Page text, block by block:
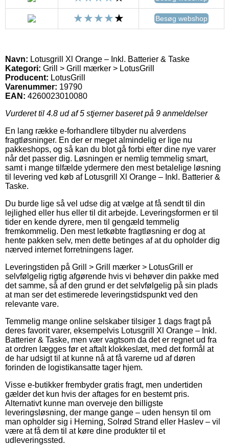
Besøg webshop
Navn: Lotusgrill Xl Orange – Inkl. Batterier & Taske
Kategori: Grill > Grill mærker > LotusGrill
Producent: LotusGrill
Varenummer: 19790
EAN: 4260023010080
Vurderet til 4.8 ud af 5 stjerner baseret på 9 anmeldelser
En lang række e-forhandlere tilbyder nu alverdens
fragtløsninger. En der er meget almindelig er lige nu
pakkeshops, og så kan du blot gå forbi efter dine nye varer
når det passer dig. Løsningen er nemlig temmelig smart,
samt i mange tilfælde ydermere den mest betalelige løsning
til levering ved køb af Lotusgrill Xl Orange – Inkl. Batterier &
Taske.
Du burde lige så vel udse dig at vælge at få sendt til din
lejlighed eller hus eller til dit arbejde. Leveringsformen er til
tider en kende dyrere, men til gengæld temmelig
fremkommelig. Den mest letkøbte fragtløsning er dog at
hente pakken selv, men dette betinges af at du opholder dig
nærved internet forretningens lager.
Leveringstiden på Grill > Grill mærker > LotusGrill er
selvfølgelig rigtig afgørende hvis vi behøver din pakke med
det samme, så af den grund er det selvfølgelig på sin plads
at man ser det estimerede leveringstidspunkt ved den
relevante vare.
Temmelig mange online selskaber tilsiger 1 dags fragt på
deres favorit varer, eksempelvis Lotusgrill Xl Orange – Inkl.
Batterier & Taske, men vær vagtsom da det er regnet ud fra
at ordren lægges før et aftalt klokkeslæt, med det formål at
de har udsigt til at kunne nå at få varerne ud af døren
forinden de logistikansatte tager hjem.
Visse e-butikker frembyder gratis fragt, men undertiden
gælder det kun hvis der aftages for en bestemt pris.
Alternativt kunne man overveje den billigste
leveringsløsning, der mange gange – uden hensyn til om
man opholder sig i Herning, Solrød Strand eller Haslev – vil
være at få dem til at køre dine produkter til et
udleveringssted.